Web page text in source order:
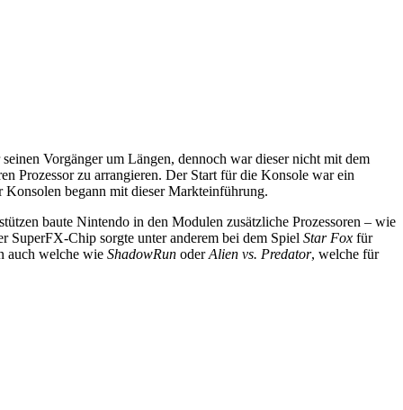
Vorgänger um Längen, dennoch war dieser nicht mit dem
Prozessor zu arrangieren. Der Start für die Konsole war ein
begann mit dieser Markteinführung.
baute Nintendo in den Modulen zusätzliche Prozessoren – wie
SuperFX-Chip sorgte unter anderem bei dem Spiel Star Fox für
auch welche wie ShadowRun oderAlien vs. Predator, welche für